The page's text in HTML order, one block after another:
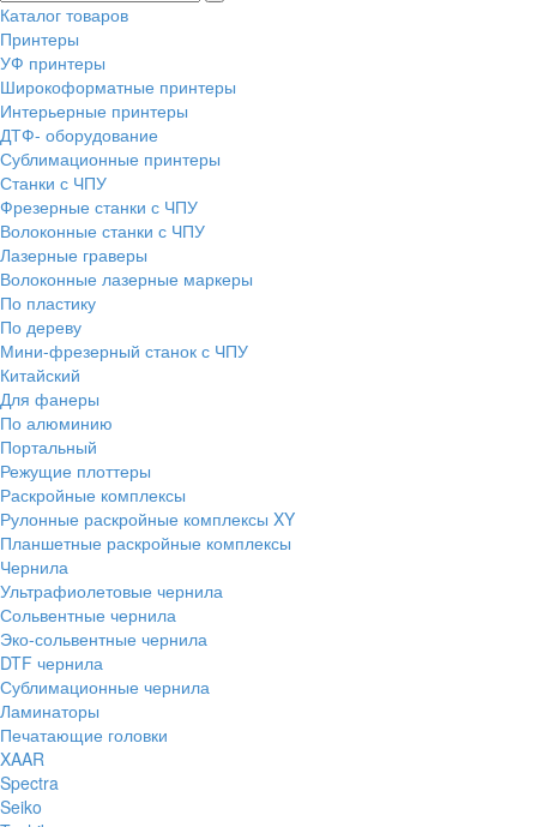
Каталог товаров
Принтеры
УФ принтеры
Широкоформатные принтеры
Интерьерные принтеры
ДТФ- оборудование
Сублимационные принтеры
Станки с ЧПУ
Фрезерные станки с ЧПУ
Волоконные станки с ЧПУ
Лазерные граверы
Волоконные лазерные маркеры
По пластику
По дереву
Мини-фрезерный станок с ЧПУ
Китайский
Для фанеры
По алюминию
Портальный
Режущие плоттеры
Раскройные комплексы
Рулонные раскройные комплексы XY
Планшетные раскройные комплексы
Чернила
Ультрафиолетовые чернила
Сольвентные чернила
Эко-сольвентные чернила
DTF чернила
Сублимационные чернила
Ламинаторы
Печатающие головки
XAAR
Spectra
Seiko